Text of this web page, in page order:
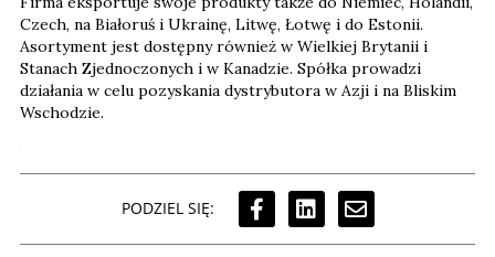
Czech, na Białoruś i Ukrainę, Litwę, Łotwę i do Estonii.
Asortyment jest dostępny również w Wielkiej Brytanii i
Stanach Zjednoczonych i w Kanadzie. Spółka prowadzi
działania w celu pozyskania dystrybutora w Azji i na Bliskim
Wschodzie.
PODZIEL SIĘ: